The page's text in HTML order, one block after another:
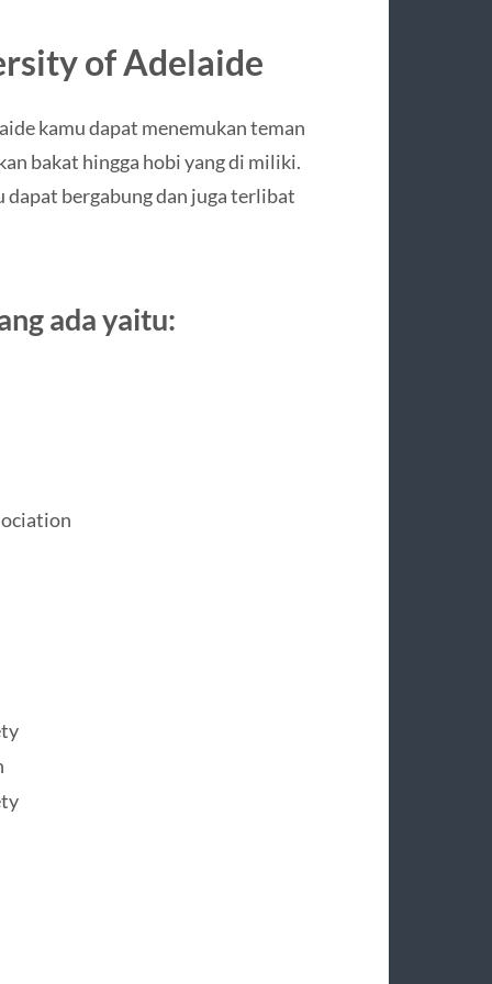
of Adelaide
kamu dapat menemukan teman
bakat hingga hobi yang di miliki.
dapat bergabung dan juga terlibat
ada yaitu: